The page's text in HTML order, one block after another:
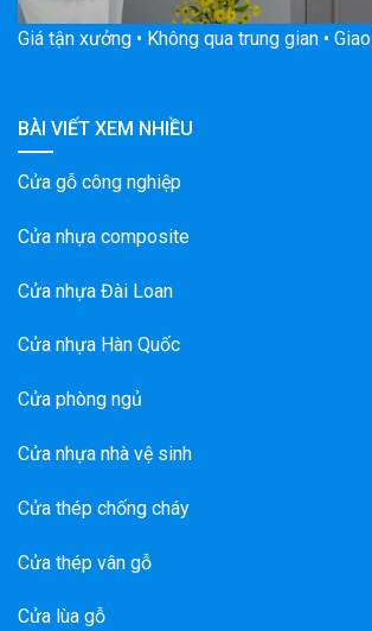
Giá tận xưởng • Không qua trung gian •
BÀI VIẾT XEM NHIỀU
Cửa gỗ công nghiệp
Cửa nhựa composite
Cửa nhựa Đài Loan
Cửa nhựa Hàn Quốc
Cửa phòng ngủ
Cửa nhựa nhà vệ sinh
Cửa thép chống cháy
Cửa thép vân gỗ
Cửa lùa gỗ